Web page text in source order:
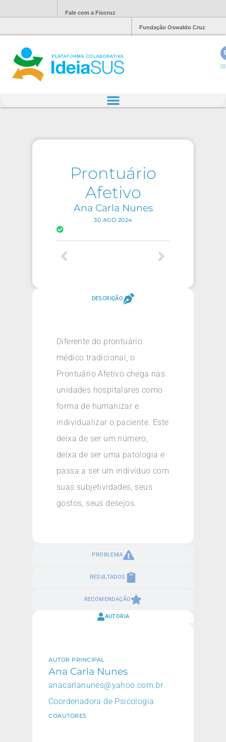
Fale com a Fiocruz
Fundação Oswaldo Cruz
Prontuário
Afetivo
Ana Carla Nunes
30 AGO 2024
DESCRIÇÃO
PROBLEMA
RESULTADOS
RECOMENDAÇÃO
Diferente do prontuário
médico tradicional, o
Prontuário Afetivo chega nas
unidades hospitalares como
forma de humanizar e
individualizar o paciente. Este
deixa de ser um número,
deixa de ser uma patologia e
passa a ser um indivíduo com
suas subjetividades, seus
gostos, seus desejos.
AUTORIA
AUTOR PRINCIPAL
Ana Carla Nunes
anacarlanunes@yahoo.com.br
Coordenadora de Psicologia
COAUTORES